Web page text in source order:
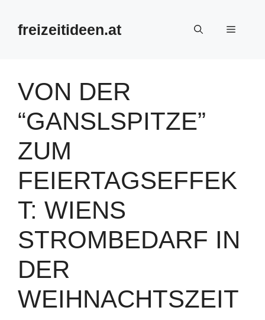
Inhalt
springenfreizeitideen.at Menü
VON DER
“GANSLSPITZE”
ZUM
FEIERTAGSEFFEK
T: WIENS
STROMBEDARF IN
DER
WEIHNACHTSZEIT